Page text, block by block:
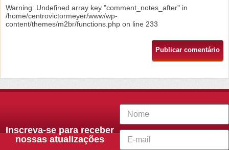
Warning: Undefined array key "comment_notes_after" in
/home/centrovictormeyer/www/wp-
content/themes/m2br/functions.php on line 233
Inscreva-se para receber
nossas atualizações